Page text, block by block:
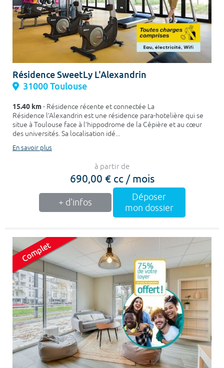
Résidence SweetLy L'Alexandrin
31000 Toulouse
15.40 km- Résidence récente et connectée La
Résidence l’Alexandrin est une résidence para-hotelière qui se
situe à Toulouse face à l’hippodrome de la Cêpière et au cœur
des universités. Sa localisation idé...
En savoir plus
à partir de
690,00 € cc / mois
+ d'infos
Déposer
mon dossier